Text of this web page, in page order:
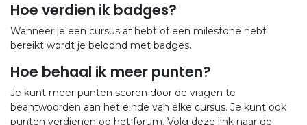
Hoe verdien ik badges?
Wanneer je een cursus af hebt of een milestone hebt
bereikt wordt je beloond met badges.
Hoe behaal ik meer punten?
Je kunt meer punten scoren door de vragen te
beantwoorden aan het einde van elke cursus. Je kunt ook
punten verdienen op het forum. Volg deze link naar de